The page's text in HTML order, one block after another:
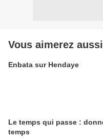
Vous aimerez aussi
Enbata sur Hendaye
Le temps qui passe : donnez moi du
temps